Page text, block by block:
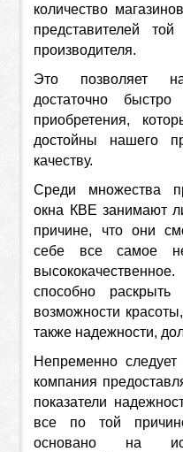
количество
представителей
производителя.
Это позволяет
достаточно
приобретения,
достойны нашего
качеству.
Среди множества
окна КВЕ занимают
причине, что они
себе все самое
способно
возможности
также надежности,
Непременно
компания
показатели
все по той
основано на